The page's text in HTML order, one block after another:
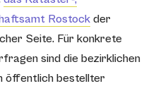
Rostock der
Seite. Für konkrete
sind die bezirklichen
öffentlich bestellter